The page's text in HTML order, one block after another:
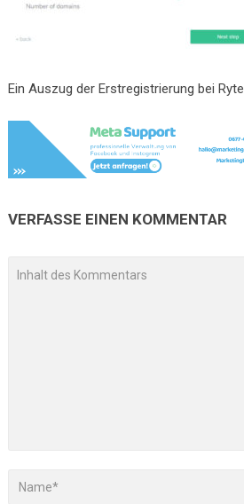
Ein Auszug der Erstregistrierung bei Ryte
VERFASSE EINEN KOMMENTAR